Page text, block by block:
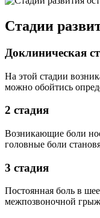
Стадии
Доклиническая
На этой стадии
можно обойтись
2 стадия
Возникающие боли
головные боли
3 стадия
Постоянная боль в
межпозвоночной